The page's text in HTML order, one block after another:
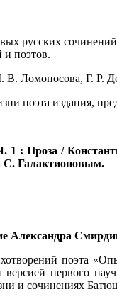
русских
и поэтов.
Ломоносова, Г. Р.
поэта издания,
1 : Проза /
С. Галактионовым.
поэта
версией первого
и сочинениях